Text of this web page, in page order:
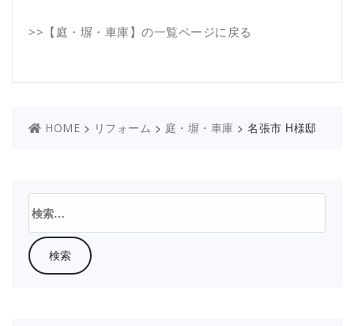
>> 【庭・塀・車庫】の一覧ページに戻る
HOME > リフォーム > 庭・塀・車庫 > 名張市 H様邸
索: